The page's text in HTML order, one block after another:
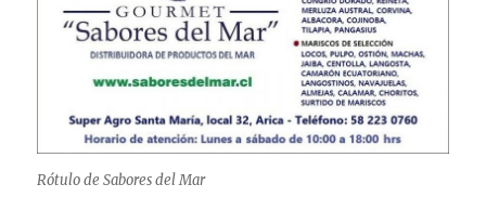
Rótulo de Sabores del Mar